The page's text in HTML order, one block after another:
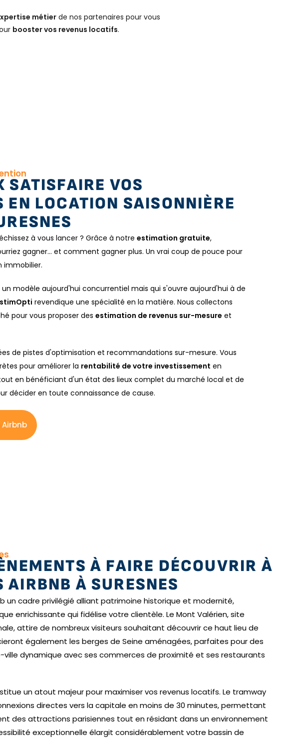
métierde nos partenaires pour vous
booster vos revenus locatifs.
SATISFAIRE VOS
EN LOCATION SAISONNIÈRE
à vous lancer ? Grâce à notreestimation gratuite,
gagner… et comment gagner plus. Un vrai coup de pouce pour
immobilier.
modèle aujourd'hui concurrentiel mais qui s'ouvre aujourd'hui à de
revendique une spécialité en la matière. Nous collectons
pour vous proposer desestimation de revenus sur-mesure et
de pistes d'optimisation et recommandations sur-mesure. Vous
pour améliorer la rentabilité de votre investissement en
en bénéficiant d'un état des lieux complet du marché local et de
décider en toute connaissance de cause.
À FAIRE DÉCOUVRIR À
AIRBNB À SURESNES
un cadre privilégié alliant patrimoine historique et modernité,
enrichissante qui fidélise votre clientèle. Le Mont Valérien, site
attire de nombreux visiteurs souhaitant découvrir ce haut lieu de
également les berges de Seine aménagées, parfaites pour des
ville dynamique avec ses commerces de proximité et ses restaurants
un atout majeur pour maximiser vos revenus locatifs. Le tramway
directes vers la capitale en moins de 30 minutes, permettant
des attractions parisiennes tout en résidant dans un environnement
exceptionnelle élargit considérablement votre bassin de